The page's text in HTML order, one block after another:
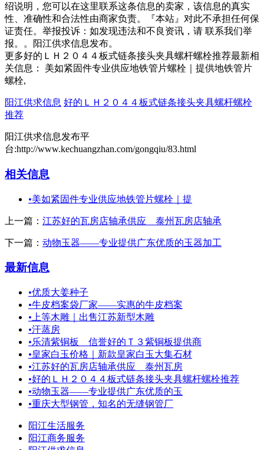
绍说明，您可以在这里联系这条信息的卖家，该信息的真实
性、准确性和合法性由商家负责。『本站』对此不承担任何保
证责任。举报投诉：如发现违法和不良资讯，请 联系我们举
报。。阳江供求信息发布。
更多好的ＬＨ２０４４板式链条接头夹具螺杆螺栓推荐最新相
关信息： 美如紧固件专业供应地铁管片螺栓｜提供地铁管片
螺栓,
阳江供求信息 好的ＬＨ２０４４板式链条接头夹具螺杆螺栓
推荐
阳江供求信息发布平
台:http://www.kechuangzhan.com/gongqiu/83.html
相关信息
•美如紧固件专业供应地铁管片螺栓｜提
上一篇： 江苏好的瓦房店轴承供应 泰州瓦房店轴承
下一篇： 动物玉器——专业提供广东优质的玉器加工
最新信息
•优质大姜种子
•牛皮档案袋厂家——实惠的牛皮档案
• 上等木雕｜出售江苏新型木雕
•汗蒸房
•乐清紫铜板 信誉好的Ｔ３紫铜板提供商
•皇家白玉价格｜新款皇家白玉大集石材
•江苏好的瓦房店轴承供应 泰州瓦房
•好的ＬＨ２０４４板式链条接头夹具螺杆螺栓推荐
•动物玉器——专业提供广东优质的玉
•重庆大型钢管，知名的无缝钢管厂
阳江生活服务
阳江商务服务